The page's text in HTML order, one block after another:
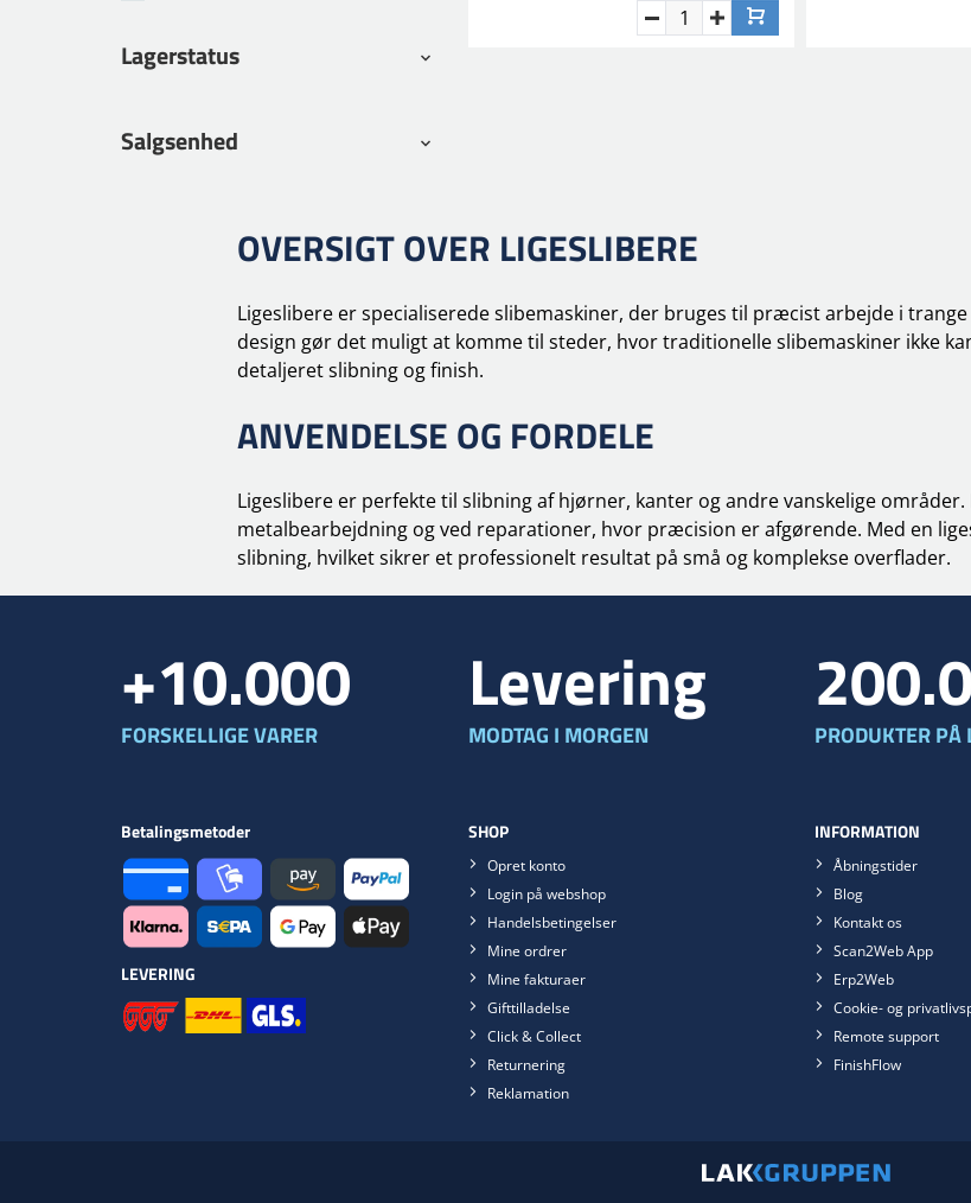
Lagerstatus
Salgsenhed
OVERSIGT OVER LIGESLIBERE
Ligeslibere er specialiserede slibemaskiner, der bruges til præcist arbejde i
design gør det muligt at komme til steder, hvor traditionelle slibemaskiner ikke
detaljeret slibning og finish.
ANVENDELSE OG FORDELE
Ligeslibere er perfekte til slibning af hjørner, kanter og andre vanskelige
metalbearbejdning og ved reparationer, hvor præcision er afgørende. Med en
slibning, hvilket sikrer et professionelt resultat på små og komplekse overflader.
+10.000
FORSKELLIGE VARER
Levering
MODTAG I MORGEN PRODUKTER PÅ
Betalingsmetoder
LEVERING
SHOP
Opret konto
Login på webshop
Handelsbetingelser
Mine ordrer
Mine fakturaer
Gifttilladelse
Click & Collect
Returnering
Reklamation
INFORMATION
Åbningstider
Blog
Kontakt os
Scan2Web App
Erp2Web
Cookie- og
Remote support
FinishFlow